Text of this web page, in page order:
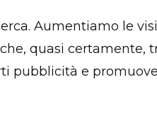
Aumentiamo le
quasi certamente,
pubblicità e